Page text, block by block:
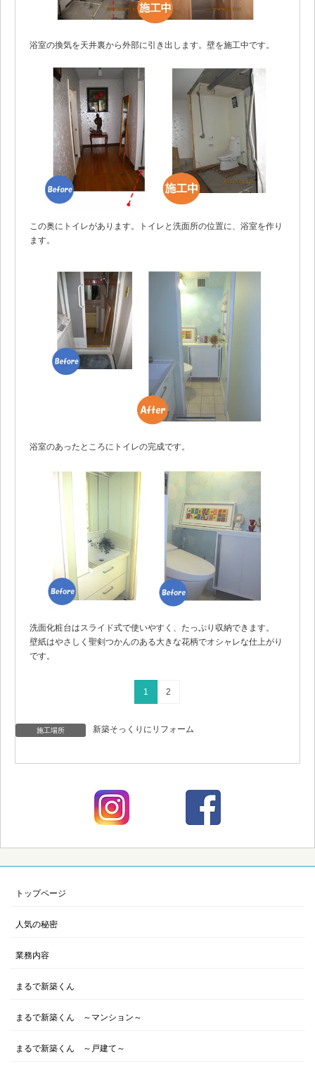
浴室の換気を天井裏から外部に引き出します。壁を施工中です。
この奥にトイレがあります。トイレと洗面所の位置に、浴室を作り
ます。
浴室のあったところにトイレの完成です。
洗面化粧台はスライド式で使いやすく、たっぷり収納できます。
壁紙はやさしく聖剣つかんのある大きな花柄でオシャレな仕上がり
です。
1 2
施工場所 新築そっくりにリフォーム
トップページ
人気の秘密
業務内容
まるで新築くん
まるで新築くん ～マンション～
まるで新築くん ～戸建て～